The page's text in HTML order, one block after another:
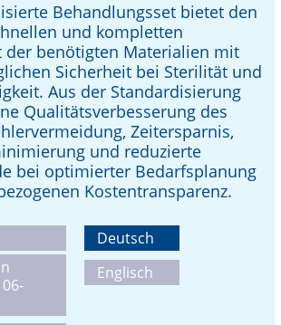
Behandlungsset bietet den
und kompletten
der benötigten Materialien mit
Sicherheit bei Sterilität und
Aus der Standardisierung
Qualitätsverbesserung des
Zeitersparnis,
und reduzierte
bei optimierter Bedarfs­planung
Kosten­transparenz.
Deutsch
Englisch